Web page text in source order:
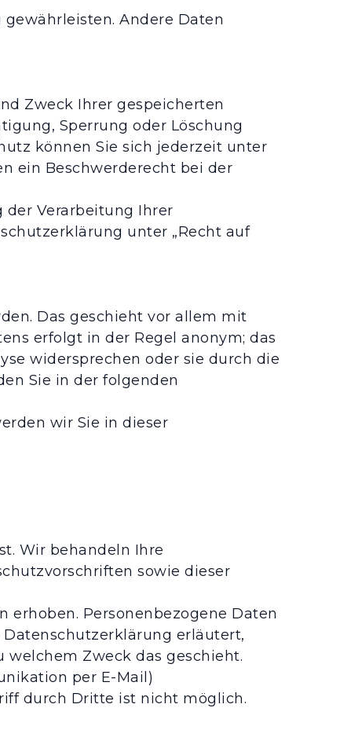
Andere Daten
Zweck Ihrer gespeicherten
Sperrung oder Löschung
können Sie sich jederzeit unter
ein Beschwerderecht bei der
der Verarbeitung Ihrer
unter „Recht auf
Das geschieht vor allem mit
erfolgt in der Regel anonym; das
widersprechen oder sie durch die
Sie in der folgenden
wir Sie in dieser
Wir behandeln Ihre
sowie dieser
erhoben. Personenbezogene Daten
erläutert,
Zweck das geschieht.
per E-Mail)
durch Dritte ist nicht möglich.